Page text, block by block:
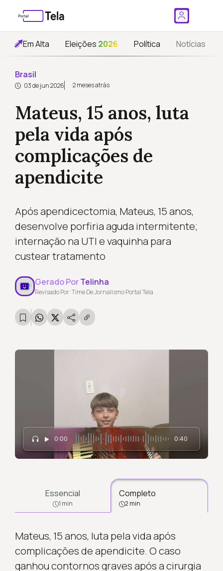
Em Alta Eleições 2026 Política Notícias
Brasil
03 de jun 2026 2 meses atrás
Mateus, 15 anos, luta
pela vida após
complicações de
apendicite
Após apendicectomia, Mateus, 15 anos,
desenvolve porfiria aguda intermitente;
internação na UTI e vaquinha para
custear tratamento
Gerado PorTelinha
Revisado Por: Time De Jornalismo Portal Tela
0:00 0:40
Essencial
1 min
Completo
2 min
Mateus, 15 anos, luta pela vida após
complicações de apendicite. O caso
ganhou contornos graves após a cirurgia